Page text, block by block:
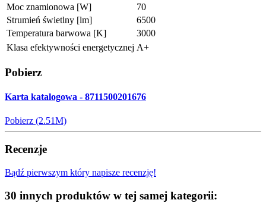
Moc znamionowa [W]
70
Strumień świetlny [lm]
6500
Temperatura barwowa [K]
3000
Klasa efektywności energetycznej A+
Pobierz
Karta katalogowa - 8711500201676
Pobierz (2.51M)
Recenzje
Bądź pierwszym który napisze recenzję!
30 innych produktów w tej samej kategorii: